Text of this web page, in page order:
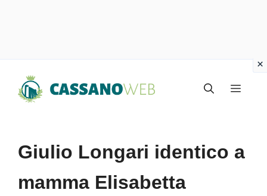
Menu
Giulio Longari identico a
mamma Elisabetta